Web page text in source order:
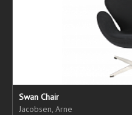
Swan Chair
Jacobsen, Arne